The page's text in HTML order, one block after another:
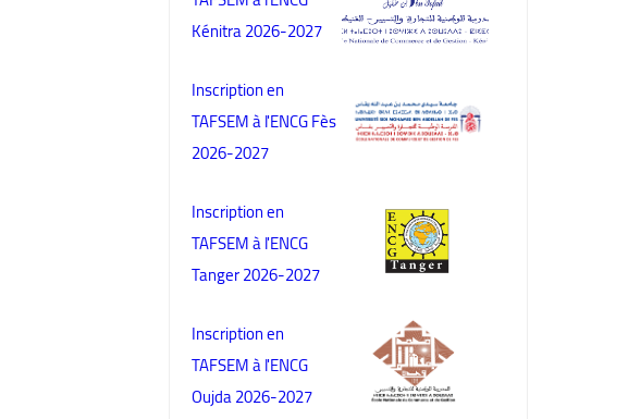
Kénitra 2026-2027
Inscription en
TAFSEM à l'ENCG Fès
2026-2027
Inscription en
TAFSEM à l'ENCG
Tanger 2026-2027
Inscription en
TAFSEM à l'ENCG
Oujda 2026-2027